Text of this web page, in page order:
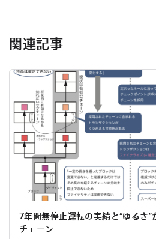
関連記事
7年間無停止運転の実績と“ゆるさ”
チェーン